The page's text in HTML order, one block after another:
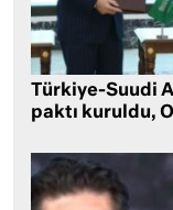
Türkiye-Suudi
paktı kuruldu,